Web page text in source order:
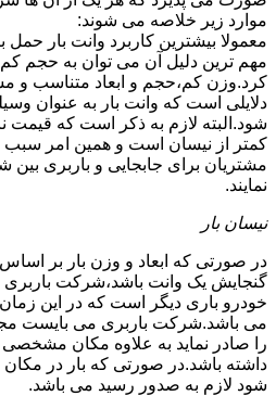
موارد زیر خلاصه می شوند:
معمولا بیشترین کاربرد وانت بار
مهم ترین دلیل آن می توان به حجم
کرد.وزن کم،حجم و ابعاد متناسب و
دلایلی است که وانت بار به عنوان
شود.البته لازم به ذکر است که قیمت
کمتر از نیسان است و همین امر سبب
مشتریان برای جابجایی و باربری بین
نمایند.
نیسان بار
در صورتی که ابعاد و وزن بار بر
گنجایش یک وانت باشد،شرکت
خودرو باری دیگر است که در این زمان
می باشد.شرکت باربری می بایست
را صادر نماید به علاوه مکان مشخصی
داشته باشد.در صورتی که بار در
شود لازم به صدور رسید می باشد.